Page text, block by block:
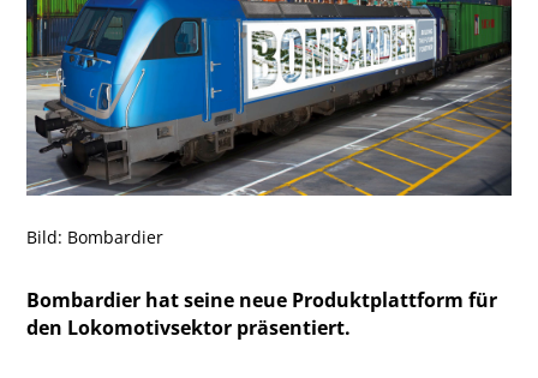
Bild: Bombardier
Bombardier hat seine neue Produktplattform für
den Lokomotivsektor präsentiert.